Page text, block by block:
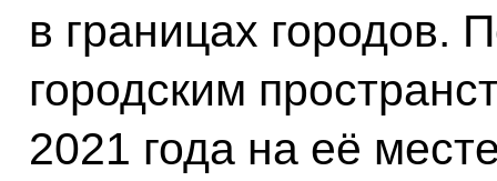
в границах городов.
городским
2021 года на её